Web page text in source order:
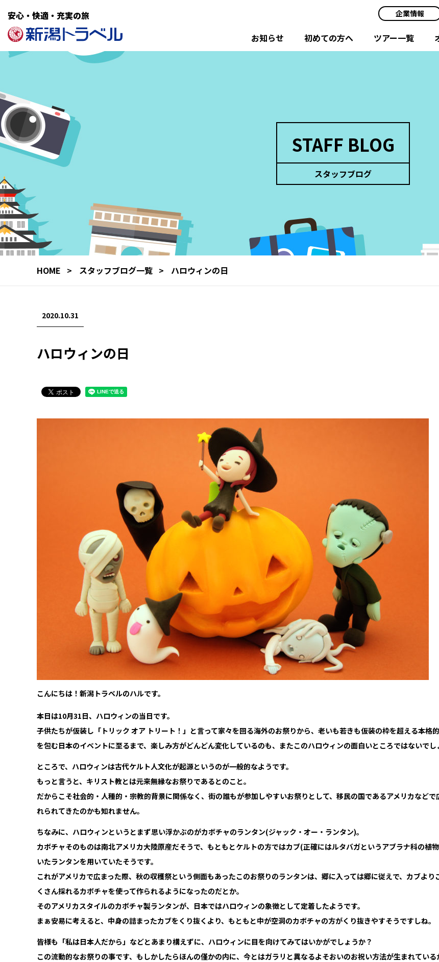
安心・快適・充実の旅 企業情報
お知らせ 初めての方へ ツアー一覧
STAFF BLOG
スタッフブログ
HOME スタッフブログ一覧 ハロウィンの日
2020.10.31
ハロウィンの日
こんにちは！新潟トラベルのハルです。
本日は10月31日、ハロウィンの当日です。
子供たちが仮装し「トリック オア トリート！」と言って家々を回る海外のお祭りから、老いも若きも仮装の枠を超える本格
を包む日本のイベントに至るまで、楽しみ方がどんどん変化しているのも、またこのハロウィンの面白いところではないでし
ところで、ハロウィンは古代ケルト人文化が起源というのが一般的なようです。
もっと言うと、キリスト教とは元来無縁なお祭りであるとのこと。
だからこそ社会的・人種的・宗教的背景に関係なく、街の誰もが参加しやすいお祭りとして、移民の国であるアメリカなどで
れられてきたのかも知れません。
ちなみに、ハロウィンというとまず思い浮かぶのがカボチャのランタン(ジャック・オー・ランタン)。
カボチャそのものは南北アメリカ大陸原産だそうで、もともとケルトの方ではカブ(正確にはルタバガというアブラナ科の植
いたランタンを用いていたそうです。
これがアメリカで広まった際、秋の収穫祭という側面もあったこのお祭りのランタンは、郷に入っては郷に従えで、カブより
くさん採れるカボチャを使って作られるようになったのだとか。
そのアメリカスタイルのカボチャ製ランタンが、日本ではハロウィンの象徴として定着したようです。
まぁ安易に考えると、中身の詰まったカブをくり抜くより、もともと中が空洞のカボチャの方がくり抜きやすそうですしね。
皆様も「私は日本人だから」などとあまり構えずに、ハロウィンに目を向けてみてはいかがでしょうか？
この流動的なお祭りの事です、もしかしたらほんの僅かの内に、今とはガラリと異なるよそおいのお祝い方法が生まれている